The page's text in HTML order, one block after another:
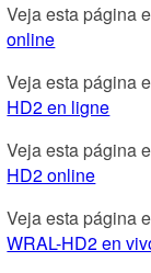
Veja esta página
online
Veja esta página
HD2 en ligne
Veja esta página
HD2 online
Veja esta página
WRAL-HD2 en